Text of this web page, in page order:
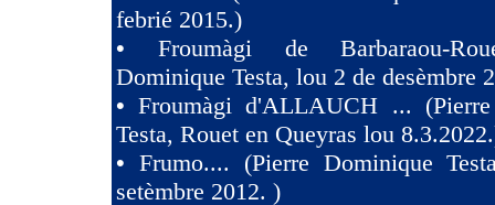
febrié 2015.)
• Froumàgi de Barbaraou-
Dominique Testa, lou 2 de desèmbre
•Froumàgi d'ALLAUCH ...
Testa, Rouet en Queyras lou
• Frumo.... (Pierre Dominique
setèmbre 2012. )